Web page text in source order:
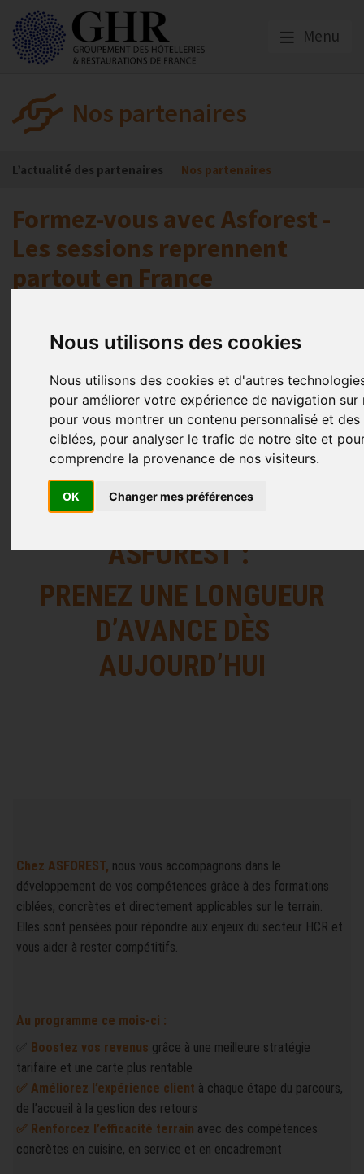
Nous utilisons des cookies
Nous utilisons des cookies et d'autres
pour améliorer votre expérience de navigation sur
pour vous montrer un contenu personnalisé et
ciblées, pour analyser le trafic de notre site et
comprendre la provenance de nos visiteurs.
OK Changer mes préférences
Menu
Nos partenaires
L’actualité des partenaires Nos partenaires
Formez-vous avec Asforest -
Les sessions reprennent
partout en France
Asforest
ASFOREST :
PRENEZ UNE LONGUEUR
D’AVANCE DÈS
AUJOURD’HUI
Chez ASFOREST, nous vous accompagnons dans le
développement de vos compétences grâce à des formations
ciblées, concrètes et directement applicables sur le terrain.
Elles sont pensées pour répondre aux enjeux du secteur HCR et
vous aider à rester compétitifs.
Au programme ce mois-ci :
Boostez vos revenus grâce à une meilleure stratégie
tarifaire et une carte plus rentable
✅ Améliorez l’expérience client à chaque étape du parcours,
de l’accueil à la gestion des retours
✅ Renforcez l’efficacité terrain avec des compétences
concrètes en cuisine, en service et en encadrement